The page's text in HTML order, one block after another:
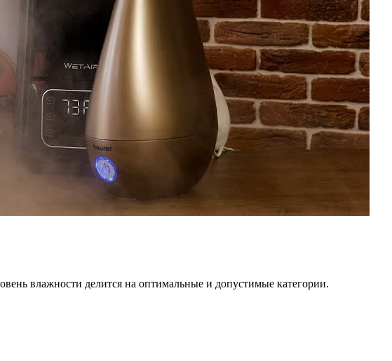
влажности делится на оптимальные и допустимые категории.